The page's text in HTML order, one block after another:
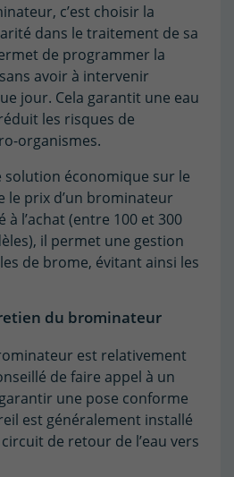
c’est choisir la
dans le traitement de sa
de programmer la
avoir à intervenir
jour. Cela garantit une eau
les risques de
organismes.
solution économique sur le
le prix d’un brominateur
à l’achat (entre 100 et 300
il permet une gestion
de brome, évitant ainsi les
du brominateur
est relativement
de faire appel à un
une pose conforme
est généralement installé
de retour de l’eau vers